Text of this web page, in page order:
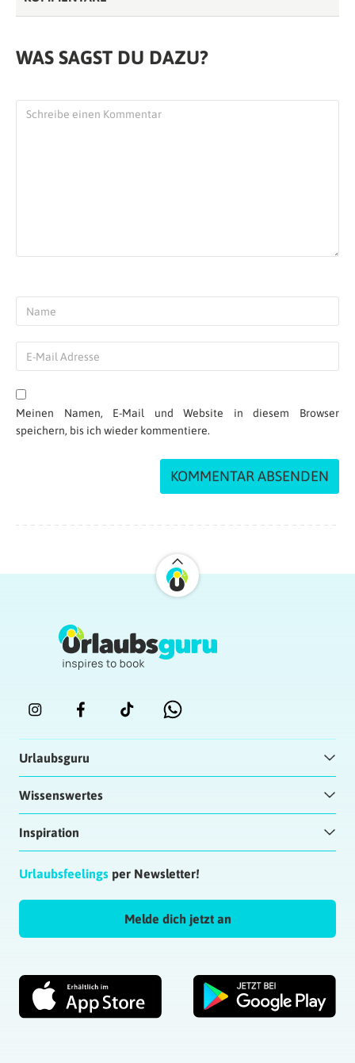
WAS SAGST DU DAZU?
Meinen Namen, E-Mail und Website in diesem Browser
speichern, bis ich wieder kommentiere.
Urlaubsguru
Wissenswertes
Inspiration
Urlaubsfeelings per Newsletter!
Melde dich jetzt an